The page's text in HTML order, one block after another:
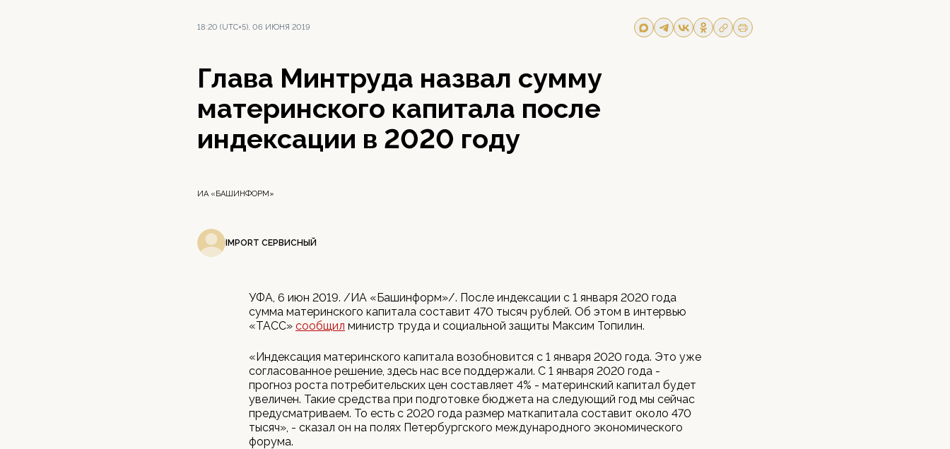
18:20 (UTC+5), 06 ИЮНЯ 2019
Глава Минтруда назвал сумму
материнского капитала после
индексации в 2020 году
ИА «БАШИНФОРМ»
IMPORT СЕРВИСНЫЙ
УФА, 6 июн 2019. /ИА «Башинформ»/. После индексации с 1 января 2020 года
сумма материнского капитала составит 470 тысяч рублей. Об этом в интервью
«ТАСС» сообщил министр труда и социальной защиты Максим Топилин.
«Индексация материнского капитала возобновится с 1 января 2020 года. Это уже
согласованное решение, здесь нас все поддержали. С 1 января 2020 года -
прогноз роста потребительских цен составляет 4% - материнский капитал будет
увеличен. Такие средства при подготовке бюджета на следующий год мы сейчас
предусматриваем. То есть с 2020 года размер маткапитала составит около 470
тысяч», - сказал он на полях Петербургского международного экономического
форума.